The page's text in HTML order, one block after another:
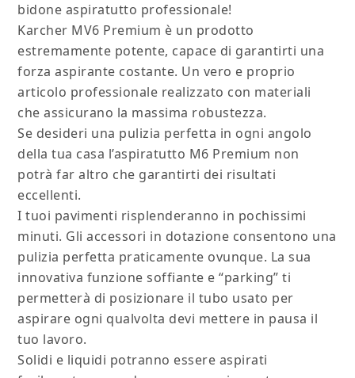
bidone aspiratutto professionale!
Karcher MV6 Premium è un prodotto
estremamente potente, capace di garantirti una
forza aspirante costante. Un vero e proprio
articolo professionale realizzato con materiali
che assicurano la massima robustezza.
Se desideri una pulizia perfetta in ogni angolo
della tua casa l’aspiratutto M6 Premium non
potrà far altro che garantirti dei risultati
eccellenti.
I tuoi pavimenti risplenderanno in pochissimi
minuti. Gli accessori in dotazione consentono una
pulizia perfetta praticamente ovunque. La sua
innovativa funzione soffiante e “parking” ti
permetterà di posizionare il tubo usato per
aspirare ogni qualvolta devi mettere in pausa il
tuo lavoro.
Solidi e liquidi potranno essere aspirati